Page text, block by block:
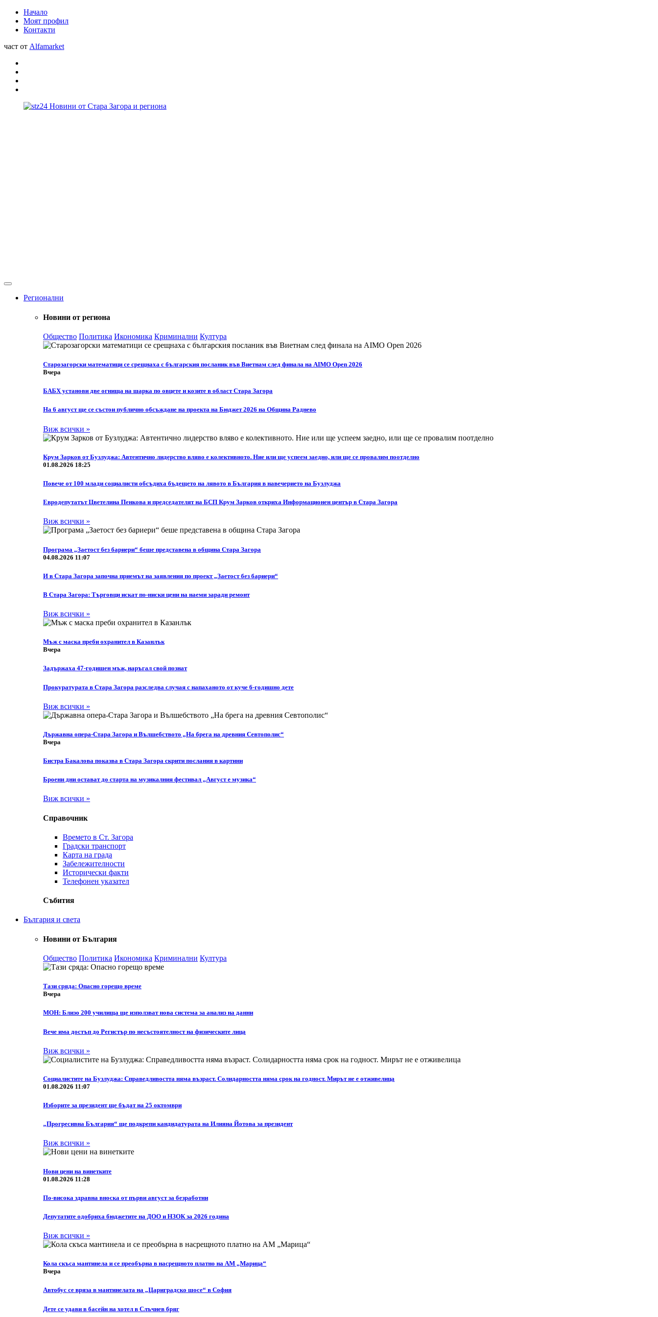
Начало
Моят профил
Контакти
част от Alfamarket
Регионални
Новини от региона
Общество Политика Икономика Криминални Култура
Старозагорски математици се срещнаха с българския посланик във Виетнам след финала на AIMO Open 2026
Вчера
БАБХ установи две огнища на шарка по овцете и козите в област Стара Загора
На 6 август ще се състои публично обсъждане на проекта на Бюджет 2026 на Община Раднево
Виж всички »
Крум Зарков от Бузлуджа: Автентично лидерство вляво е колективното. Ние или ще успеем заедно, или ще се провалим поотделно
01.08.2026 18:25
Повече от 100 млади социалисти обсъдиха бъдещето на лявото в България в навечерието на Бузлуджа
Eвродепутатът Цветелина Пенкова и председателят на БСП Крум Зарков откриха Информационен център в Стара Загора
Виж всички »
Програма „Заетост без бариери“ беше представена в община Стара Загора
04.08.2026 11:07
И в Стара Загора започна приемът на заявления по проект „Заетост без бариери“
В Стара Загора: Търговци искат по-ниски цени на наеми заради ремонт
Виж всички »
Мъж с маска преби охранител в Казанлък
Вчера
Задържаха 47-годишен мъж, наръгал свой познат
Прокуратурата в Стара Загора разследва случая с напаханото от куче 6-годишно дете
Виж всички »
Държавна опера-Стара Загора и Вълшебството „На брега на древния Севтополис“
Вчера
Бистра Бакалова показва в Стара Загора скрити послания в картини
Броени дни остават до старта на музикалния фестивал „Август е музика“
Виж всички »
Справочник
Времето в Ст. Загора
Градски транспорт
Карта на града
Забележителности
Исторически факти
Телефонен указател
Събития
България и света
Новини от България
Общество Политика Икономика Криминални Култура
Тази сряда: Опасно горещо време
Вчера
МОН: Близо 200 училища ще използват нова система за анализ на данни
Вече има достъп до Регистър по несъстоятелност на физическите лица
Виж всички »
Социалистите на Бузлуджа: Справедливостта няма възраст. Солидарността няма срок на годност. Мирът не е отживелица
01.08.2026 11:07
Изборите за президент ще бъдат на 25 октомври
„Прогресивна България“ ще подкрепи кандидатурата на Илияна Йотова за президент
Виж всички »
Нови цени на винетките
01.08.2026 11:28
По-висока здравна вноска от първи август за безработни
Депутатите одобриха бюджетите на ДОО и НЗОК за 2026 година
Виж всички »
Кола скъса мантинела и се преобърна в насрещното платно на АМ „Марица“
Вчера
Автобус се вряза в мантинелата на „Цариградско шосе“ в София
Дете се удави в басейн на хотел в Слъчнев бряг